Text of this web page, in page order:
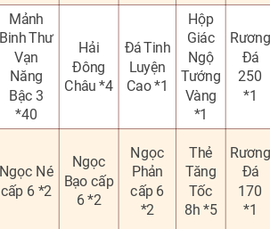
Mảnh
Binh Thư
Vạn
Năng
Bậc 3
*40
Hải
Đông
Châu *4
Đá Tinh
Luyện
Cao *1
Hộp
Giác
Ngộ
Tướng
Vàng
*1
Rương
Đá
250
*1
Ngọc Né
cấp 6 *2
Ngọc
Bạo cấp
6 *2
Ngọc
Phản
cấp 6
*2
Thẻ
Tăng
Tốc
8h *5
Rương
Đá
170
*1